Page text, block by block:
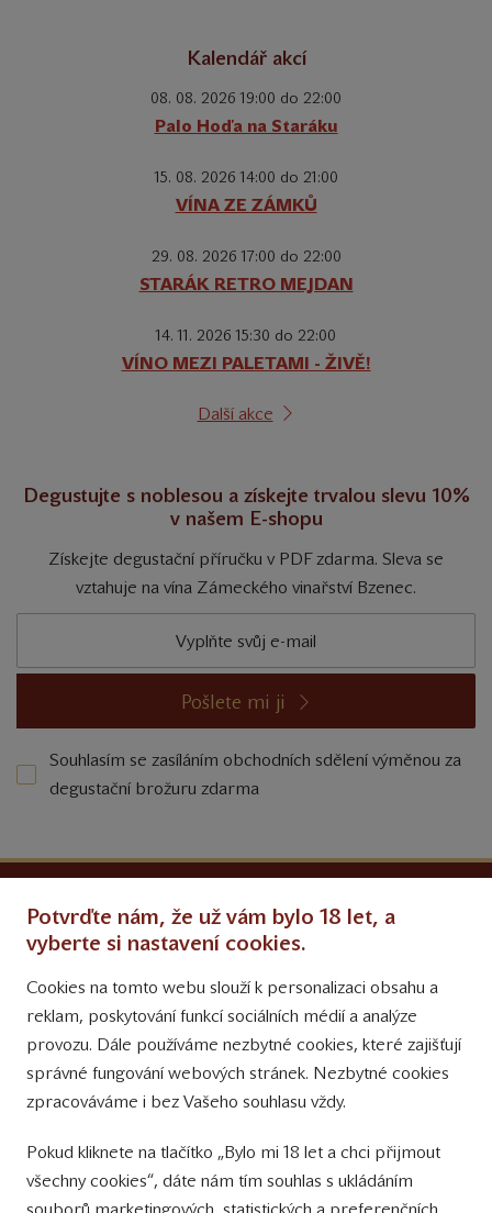
Kalendář akcí
08. 08. 2026 19:00 do 22:00
Palo Hoďa na Staráku
15. 08. 2026 14:00 do 21:00
VÍNA ZE ZÁMKŮ
29. 08. 2026 17:00 do 22:00
STARÁK RETRO MEJDAN
14. 11. 2026 15:30 do 22:00
VÍNO MEZI PALETAMI - ŽIVĚ!
Další akce
Degustujte s noblesou a získejte trvalou slevu 10%
v našem E-shopu
Získejte degustační příručku v PDF zdarma. Sleva se
vztahuje na vína Zámeckého vinařství Bzenec.
Pošlete mi ji
Souhlasím se zasíláním obchodních sdělení výměnou za
degustační brožuru zdarma
Obchodní podmínky
Přinášíme vám týdně
tipy na Facebooku
Sledujte nás
na Instagramu
Sledujte náš
YouTube kanál
Potvrďte nám, že už vám bylo 18 let, a
vyberte si nastavení cookies.
Cookies na tomto webu slouží k personalizaci obsahu a
reklam, poskytování funkcí sociálních médií a analýze
provozu. Dále používáme nezbytné cookies, které zajišťují
správné fungování webových stránek. Nezbytné cookies
zpracováváme i bez Vašeho souhlasu vždy.
Pokud kliknete na tlačítko „Bylo mi 18 let a chci přijmout
všechny cookies“, dáte nám tím souhlas s ukládáním